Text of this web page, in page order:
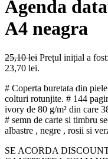
Agenda
A4 neagra
25,10lei Prețul inițial a
23,70 lei.
# Coperta buretata din
colturi rotunjite. # 144
ivory de 80 g/m² din care
# semn de carte si timbru
albastre , negre , rosii si
SE ACORDA